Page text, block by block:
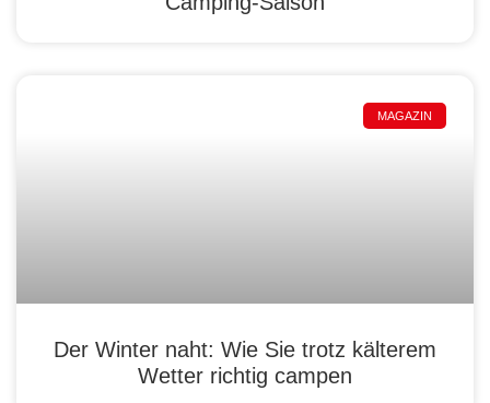
MAGAZIN
Der Winter naht: Wie Sie trotz kälterem
Wetter richtig campen